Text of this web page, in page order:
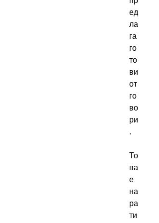
ед
ла
га
го
то
ви
от
го
во
ри
.
То
ва
е
на
ра
ти